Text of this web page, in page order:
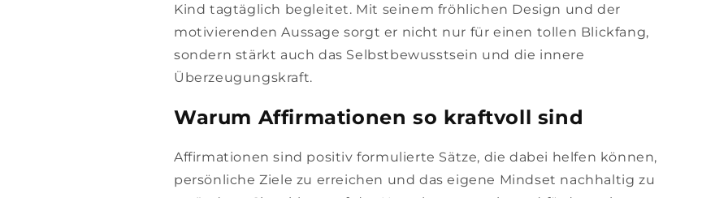
Kind tagtäglich begleitet. Mit seinem fröhlichen Design und der
motivierenden Aussage sorgt er nicht nur für einen tollen Blickfang,
sondern stärkt auch das Selbstbewusstsein und die innere
Überzeugungskraft.
Warum Affirmationen so kraftvoll sind
Affirmationen sind positiv formulierte Sätze, die dabei helfen können,
persönliche Ziele zu erreichen und das eigene Mindset nachhaltig zu